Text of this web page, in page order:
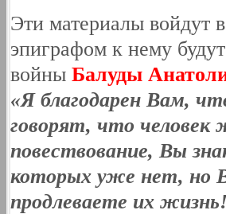
Эти материалы войдут
эпиграфом к нему
войны Балуды
«Я благодарен Вам,
говорят, что
повествование, Вы
которых уже нет, но
продлеваете их